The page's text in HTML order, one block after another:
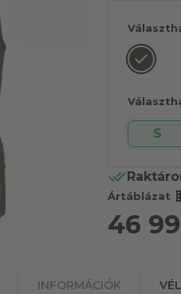
S
Ártáblázat
46
INFORMÁCIÓK